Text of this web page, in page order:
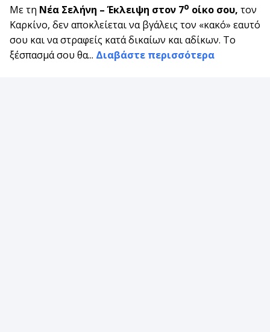
Με τη Νέα Σελήνη – Έκλειψη στον 7ο οίκο σου, τον
Καρκίνο, δεν αποκλείεται να βγάλεις τον «κακό» εαυτό
σου και να στραφείς κατά δικαίων και αδίκων. Το
ξέσπασμά σου θα... Διαβάστε περισσότερα